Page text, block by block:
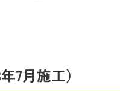
7月施工）